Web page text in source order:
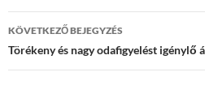
KÖVETKEZŐ BEJEGYZÉS
Törékeny és nagy odafigyelést igénylő